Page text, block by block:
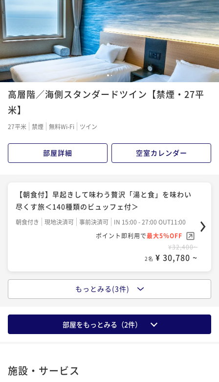
現地決済可 事前決済可
IN 15:00 - 27:00 OUT11:00
ポイント即利用で最大5％OFF
¥32,810~
2名 ¥ 31,169 ~
【夕食付】豪快な漁師飯を堪能＆解放感あふれる格別
インフィニティ露天風呂＜夕食付きプラン＞
夕食付き
二食付き 現地決済可 事前決済可
IN 15:00 - 27:00 OUT11:00
ポイント即利用で
2名 ¥ 36,670 ~
12
高層階／海側スタンダードツイン【禁煙・27平
米】
27平米 禁煙 無料Wi-Fi ツイン
部屋詳細 空室カレンダー
【朝食付】早起きして味わう贅沢「湯と食」を味わい
尽くす旅＜140種類のビュッフェ付＞
朝食付き 現地決済可 事前決済可
IN 15:00 - 27:00 OUT11:00
ポイント即利用で最大5％OFF
¥32,400~
2名 ¥ 30,780 ~
＜早割30＞30日前までの予約でお得に「北海道最大級
現地決済可 事前決済可
IN 15:00 - 27:00 OUT11:00
ポイント即利用で最大5％OFF
もっとみる(3件)
部屋をもっとみる（2件）
施設・サービス